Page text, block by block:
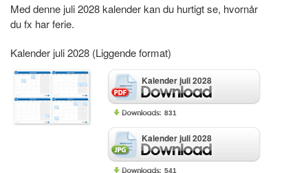
Med denne juli 2028 kalender kan du hurtigt se, hvornår
du fx har ferie.
Kalender juli 2028 (Liggende format)
Kalender juli 2028
831
Kalender juli 2028
541